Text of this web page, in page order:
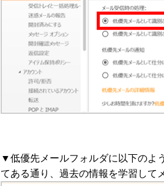
▼低優先メールフォルダに以下のよ
てある通り、過去の情報を学習して